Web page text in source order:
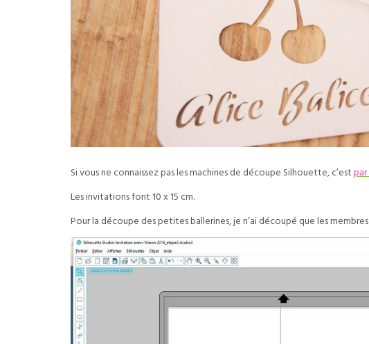
Si vous ne connaissez pas les machines de découpe Silhouette, c’est
Les invitations font 10 x 15 cm.
Pour la découpe des petites ballerines, je n’ai découpé que les